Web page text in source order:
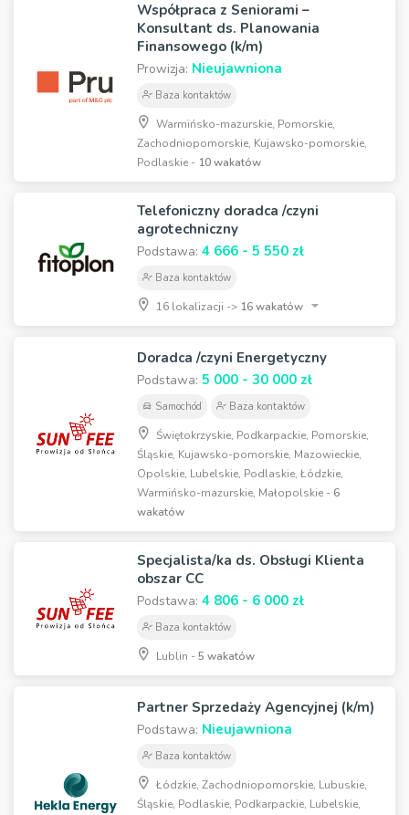
Współpraca z Seniorami –
Konsultant ds. Planowania
Finansowego (k/m)
Prowizja: Nieujawniona
Baza kontaktów
Warmińsko-mazurskie, Pomorskie,
Zachodniopomorskie, Kujawsko-pomorskie,
Podlaskie - 10 wakatów
Telefoniczny doradca /czyni
agrotechniczny
Podstawa: 4 666 - 5 550 zł
Baza kontaktów
16 lokalizacji -> 16 wakatów
Doradca /czyni Energetyczny
Podstawa: 5 000 - 30 000 zł
Samochód Baza kontaktów
Świętokrzyskie, Podkarpackie, Pomorskie,
Śląskie, Kujawsko-pomorskie, Mazowieckie,
Opolskie, Lubelskie, Podlaskie, Łódzkie,
Warmińsko-mazurskie, Małopolskie - 6
wakatów
Specjalista/ka ds. Obsługi Klienta
obszar CC
Podstawa: 4 806 - 6 000 zł
Baza kontaktów
Lublin -5 wakatów
Partner Sprzedaży Agencyjnej (k/m)
Podstawa: Nieujawniona
Baza kontaktów
Łódzkie, Zachodniopomorskie, Lubuskie,
Śląskie, Podlaskie, Podkarpackie, Lubelskie,